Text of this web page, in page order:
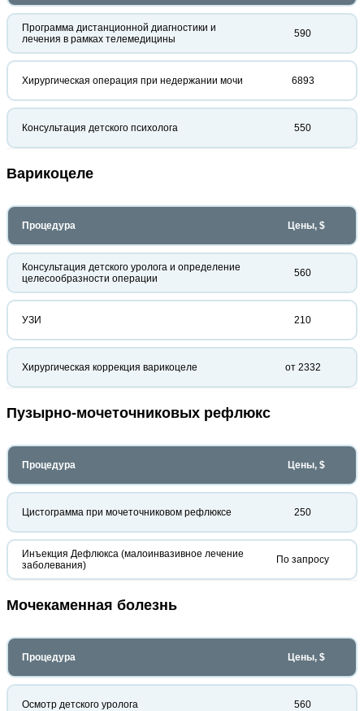
Программа дистанционной диагностики и
лечения в рамках телемедицины
590
Хирургическая операция при недержании мочи 6893
Консультация детского психолога 550
Варикоцеле
Процедура Цены, $
Консультация детского уролога и определение
целесообразности операции
560
УЗИ 210
Хирургическая коррекция варикоцеле от 2332
Пузырно-мочеточниковых рефлюкс
Процедура Цены, $
Цистограмма при мочеточниковом рефлюксе 250
Инъекция Дефлюкса (малоинвазивное лечение
заболевания)
По запросу
Мочекаменная болезнь
Процедура Цены, $
Осмотр детского уролога 560